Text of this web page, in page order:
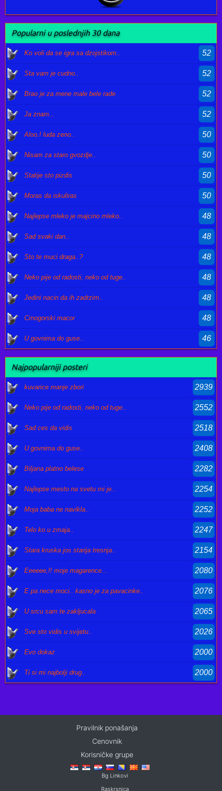
Popularni u poslednjih 30 dana
Ko voli da se igra sa dzojstikom.. 52
Sta vam je cudno.. 52
Brao je za mene male bele rade 52
Ja znam... 52
Aloo.! luda zeno.. 50
Nisam za staro gvozdje.. 50
Statije sto pizdis 50
Moras da iskuliras 50
Najlepse mleko je majcino mleko.. 48
Sad svaki dan.. 48
Sto te muci draga..? 48
Neko pije od radosti, neko od tuge.. 48
Jedini nacin da ih zadrzim.. 48
Crnogorski macor 48
U govnima do guse.. 46
Najpopularniji posteri
kuvarice manje zbori 2939
Neko pije od radosti, neko od tuge.. 2552
Sad ces da vidis 2518
U govnima do guse.. 2408
Biljana platno belese 2282
Najlepse mesto na svetu mi je.. 2254
Moja baba ne navikla.. 2252
Telo ko u zmaja.. 2247
Stara kruska jos starija tresnja.. 2154
Eeeeee,!! moje magarence... 2080
E pa nece moci.. kasno je za pavacinke.. 2076
U srcu sam te zakljucala 2065
Sve sto vidis u svijetu.. 2026
Evo dokaz 2000
Ti si mi najbolji drug.. 2000
Pravilnik ponašanja
Cenovnik
Korisničke grupe
Bg Linkovi
Raskrsnica